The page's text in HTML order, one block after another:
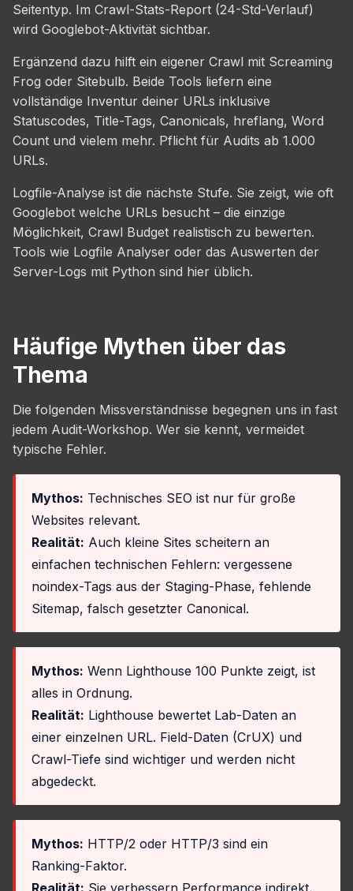
Seitentyp. Im Crawl-Stats-Report (24-Std-Verlauf)
wird Googlebot-Aktivität sichtbar.
Ergänzend dazu hilft ein eigener Crawl mit Screaming
Frog oder Sitebulb. Beide Tools liefern eine
vollständige Inventur deiner URLs inklusive
Statuscodes, Title-Tags, Canonicals, hreflang, Word
Count und vielem mehr. Pflicht für Audits ab 1.000
URLs.
Logfile-Analyse ist die nächste Stufe. Sie zeigt, wie oft
Googlebot welche URLs besucht – die einzige
Möglichkeit, Crawl Budget realistisch zu bewerten.
Tools wie Logfile Analyser oder das Auswerten der
Server-Logs mit Python sind hier üblich.
Häufige Mythen über das
Thema
Die folgenden Missverständnisse begegnen uns in fast
jedem Audit-Workshop. Wer sie kennt, vermeidet
typische Fehler.
Mythos: Technisches SEO ist nur für große
Websites relevant.
Realität: Auch kleine Sites scheitern an
einfachen technischen Fehlern: vergessene
noindex-Tags aus der Staging-Phase, fehlende
Sitemap, falsch gesetzter Canonical.
Mythos: Wenn Lighthouse 100 Punkte zeigt, ist
alles in Ordnung.
Realität: Lighthouse bewertet Lab-Daten an
einer einzelnen URL. Field-Daten (CrUX) und
Crawl-Tiefe sind wichtiger und werden nicht
abgedeckt.
Mythos: HTTP/2 oder HTTP/3 sind ein
Ranking-Faktor.